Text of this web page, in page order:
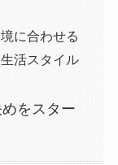
に合わせる
活スタイル
をスター